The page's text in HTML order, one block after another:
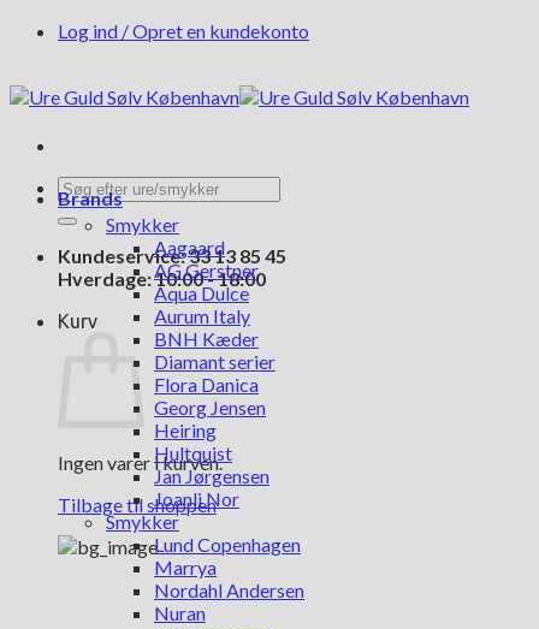
FortsætLog ind / Opret en kundekonto
Søg
efter:
Kundeservice: 33 13 85 45
Hverdage: 10:00 - 18:00
Kurv
Ingen varer i kurven.
Tilbage til shoppen
Brands
Smykker
Aagaard
AG Gerstner
Aqua Dulce
Aurum Italy
BNH Kæder
Diamant serier
Flora Danica
Georg Jensen
Heiring
Hultquist
Jan Jørgensen
Joanli Nor
Smykker
Lund Copenhagen
Marrya
Nordahl Andersen
Nuran